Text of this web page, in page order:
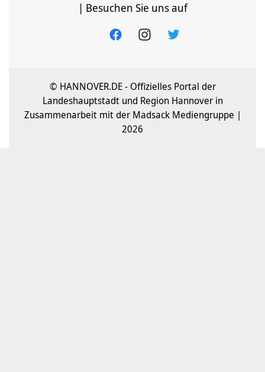
| Besuchen Sie uns auf
© HANNOVER.DE - Offizielles Portal der
Landeshauptstadt und Region Hannover in
Zusammenarbeit mit der Madsack Mediengruppe |
2026